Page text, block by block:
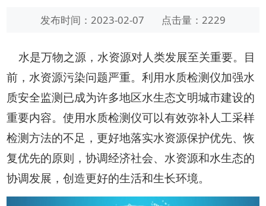
发布时间：2023-02-07 点击量：2229
水是万物之源，水资源对人类发展至关重要。目
前，水资源污染问题严重。利用水质检测仪加强水
质安全监测已成为许多地区水生态文明城市建设的
重要内容。使用水质检测仪可以有效弥补人工采样
检测方法的不足，更好地落实水资源保护优先、恢
复优先的原则，协调经济社会、水资源和水生态的
协调发展，创造更好的生活和生长环境。